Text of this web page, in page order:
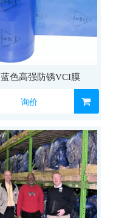
蓝色高强防锈VCI膜
询价